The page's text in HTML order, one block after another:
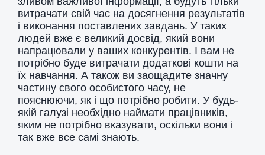
витрачати свій час на досягнення результатів
і виконання поставлених завдань. У таких
людей вже є великий досвід, який вони
напрацювали у ваших конкурентів. І вам не
потрібно буде витрачати додаткові кошти на
їх навчання. А також ви заощадите значну
частину свого особистого часу, не
пояснюючи, як і що потрібно робити. У будь-
якій галузі необхідно наймати працівників,
яким не потрібно вказувати, оскільки вони і
так вже все самі знають.